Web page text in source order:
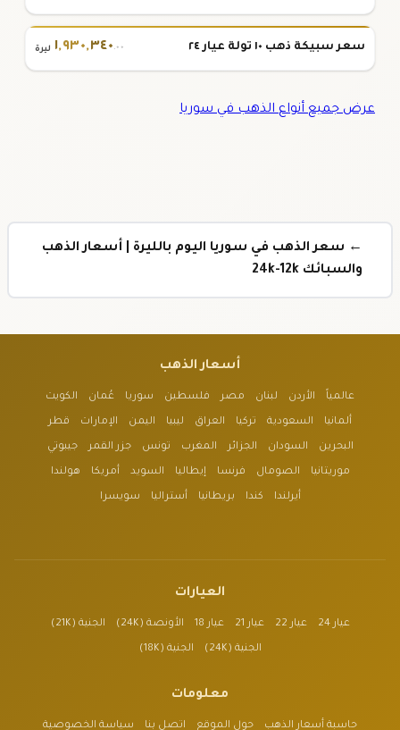
سعر سبيكة ذهب ١٠ تولة عيار ٢٤ ١,٩٣٠,٣٤٠.٠٠ ليرة
عرض جميع أنواع الذهب في سوريا
← سعر الذهب في سوريا اليوم بالليرة | أسعار الذهب
والسبائك 24k-12k
أسعار الذهب
عالمياً الأردن لبنان مصر فلسطين سوريا عُمان الكويت
ألمانيا السعودية تركيا العراق ليبيا اليمن الإمارات قطر
البحرين السودان الجزائر المغرب تونس جزر القمر جيبوتي
موريتانيا الصومال فرنسا إيطاليا السويد أمريكا هولندا
أيرلندا كندا بريطانيا أستراليا سويسرا
العيارات
عيار 24 عيار 22 عيار 21 عيار 18 الأونصة (24K) الجنية (21K)
الجنية (24K) الجنية (18K)
معلومات
حاسبة أسعار الذهب حول الموقع اتصل بنا سياسة الخصوصية